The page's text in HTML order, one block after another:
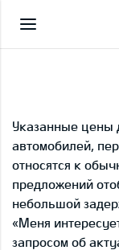
Указанные цены
автомобилей,
относятся к
предложений
небольшой
«Меня
запросом об